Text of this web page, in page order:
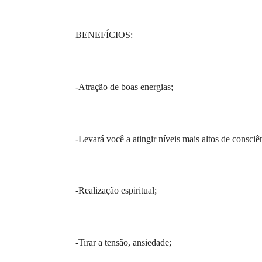
BENEFÍCIOS:
-Atração de boas energias;
-Levará você a atingir níveis mais altos de
-Realização espiritual;
-Tirar a tensão, ansiedade;